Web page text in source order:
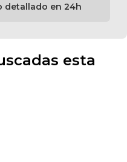
en 24h
esta